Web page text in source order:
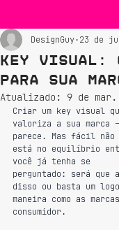
Key Visual:
para Sua
DesignGuy 23 de
Atualizado: 9 de mar.
Criar um key visual
valoriza a sua marca
parece. Mas fácil não
está no equilíbrio
você já tenha se
perguntado: será que
disso ou basta um
maneira como as
consumidor.